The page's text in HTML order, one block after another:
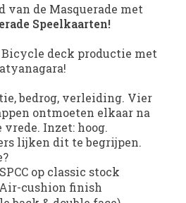
van de Masquerade met
Speelkaarten!
deck productie met
bedrog, verleiding. Vier
ontmoeten elkaar na
Inzet: hoog.
lijken dit te begrijpen.
op classic stock
cushion finish